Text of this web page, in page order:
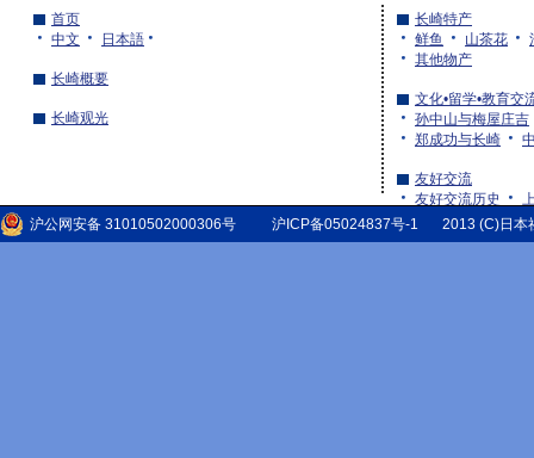
首页
中文
日本語
长崎概要
长崎观光
长崎特产
鲜鱼
山茶花
其他物产
文化•留学•教育交
孙中山与梅屋庄吉
郑成功与长崎
友好交流
友好交流历史
湖北省的友好交流
沪公网安备 31010502000306号 沪ICP备05024837号-1 2013 (C)日本